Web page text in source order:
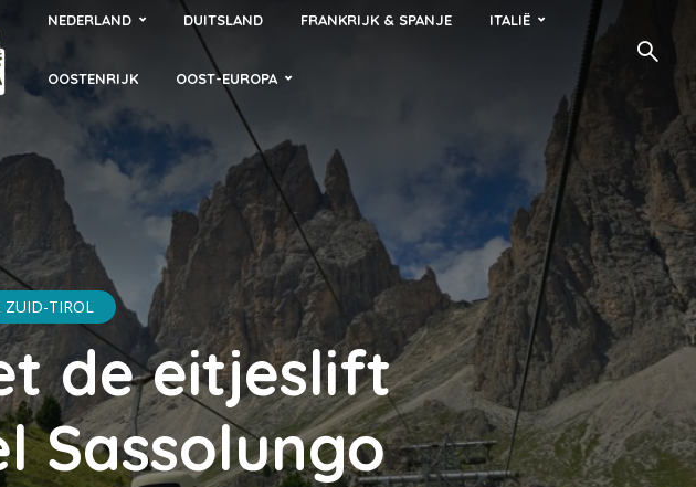
NEDERLAND DUITSLAND FRANKRIJK & SPANJE ITALIË
OOSTENRIJK OOST-EUROPA
ZUID-TIROL
de eitjeslift
Sassolungo